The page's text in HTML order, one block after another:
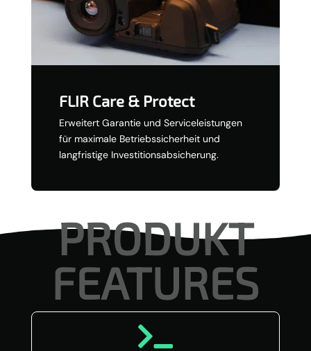
FLIR Care & Protect
Erweitert Garantie und Serviceleistungen
für maximale Betriebssicherheit und
langfristige Investitionsabsicherung.
PRODUKT
FEATURES
